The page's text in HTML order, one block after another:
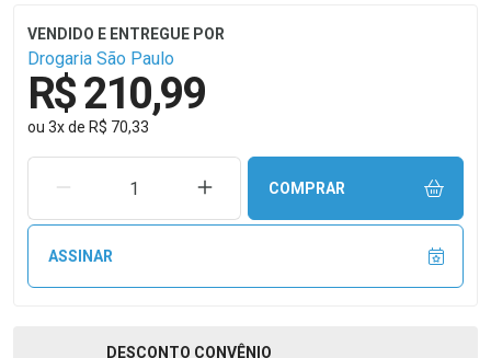
Drogaria São Paulo
R$ 210,99
ou 3xde R$ 70,33
REMOVER UMA UNIDADEAUMENTAR UMA UNIDADE
COMPRAR
ASSINAR
DESCONTO CONVÊNIO